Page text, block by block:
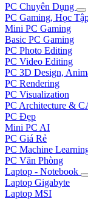
PC Chuyên Dụng
PC Gaming, Học
Mini PC Gaming
Basic PC Gaming
PC Photo Editing
PC Video Editing
PC 3D Design,
PC Rendering
PC Visualization
PC Architecture &
PC Đẹp
Mini PC AI
PC Giá Rẻ
PC Machine
PC Văn Phòng
Laptop - Notebook
Laptop Gigabyte
Laptop MSI